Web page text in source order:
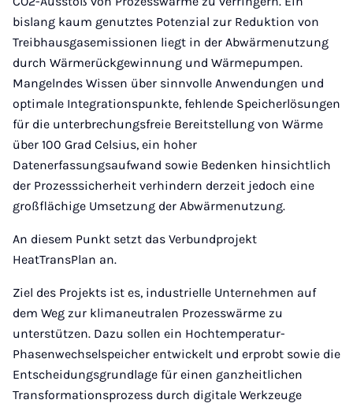
bislang kaum genutztes Potenzial zur Reduktion von
Treibhausgasemissionen liegt in der Abwärmenutzung
durch Wärmerückgewinnung und Wärmepumpen.
Mangelndes Wissen über sinnvolle Anwendungen und
optimale Integrationspunkte, fehlende Speicherlösungen
für die unterbrechungsfreie Bereitstellung von Wärme
über 100 Grad Celsius, ein hoher
Datenerfassungsaufwand sowie Bedenken hinsichtlich
der Prozesssicherheit verhindern derzeit jedoch eine
großflächige Umsetzung der Abwärmenutzung.
An diesem Punkt setzt das Verbundprojekt
HeatTransPlan an.
Ziel des Projekts ist es, industrielle Unternehmen auf
dem Weg zur klimaneutralen Prozesswärme zu
unterstützen. Dazu sollen ein Hochtemperatur-
Phasenwechselspeicher entwickelt und erprobt sowie die
Entscheidungsgrundlage für einen ganzheitlichen
Transformationsprozess durch digitale Werkzeuge